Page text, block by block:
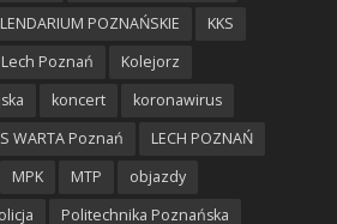
POZNAŃSKIE
KKS
Lech Poznań
Kolejorz
koncert
koronawirus
WARTA Poznań
LECH POZNAŃ
MPK MTP
objazdy
Politechnika Poznańska